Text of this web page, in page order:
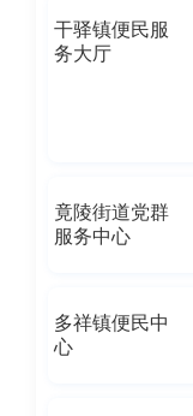
干驿镇便民服
务大厅
竟陵街道党群
服务中心
多祥镇便民中
心